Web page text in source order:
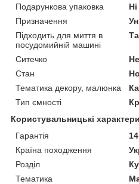
Подарункова упаковка
Ні
Призначення
Підходить для миття в
посудомийній машині
Ситечко
Стан
Тематика декору, малюнка
Тип ємності
Користувальницькі
Гарантія
Країна походження
Розділ
Тематика